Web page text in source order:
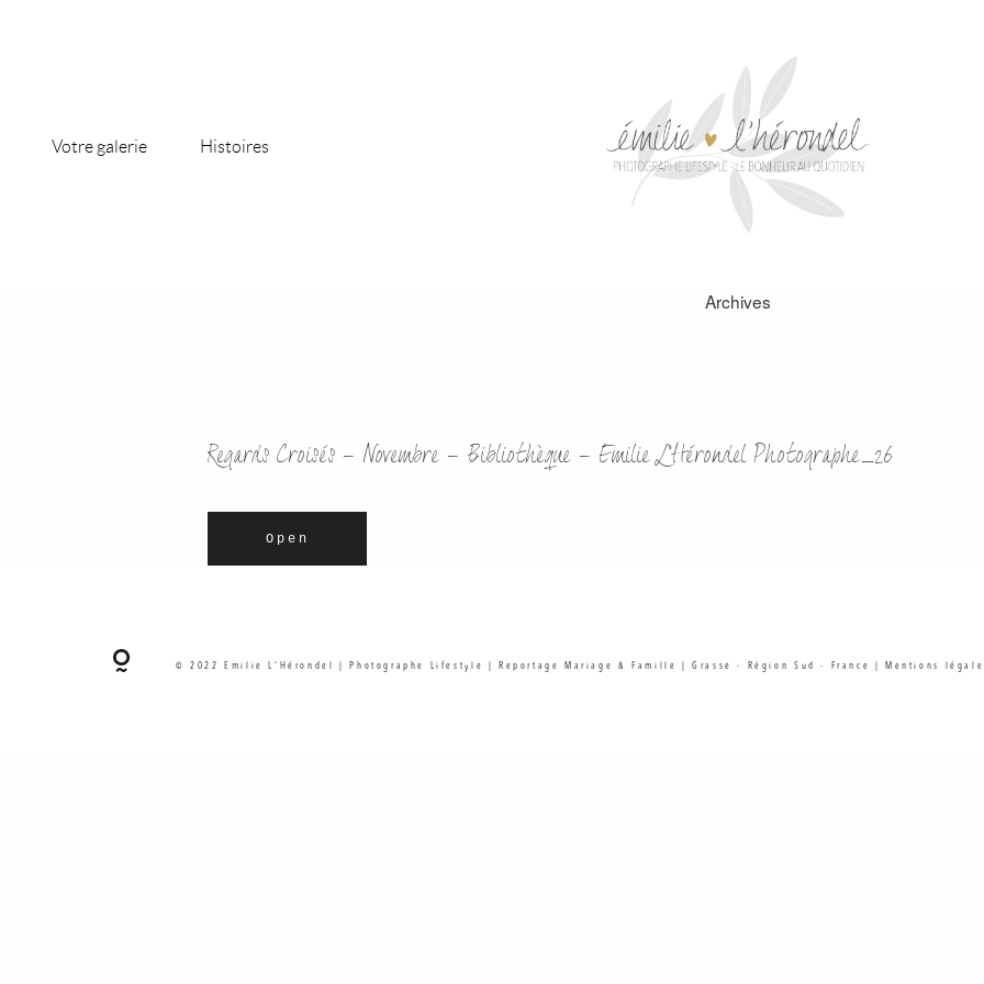
Votre galerie Histoires
Archives
Regards Croisés – Novembre – Bibliothèque – Emilie L’Hérondel Photographe_26
Open
© 2022 Emilie L'Hérondel | Photographe Lifestyle | Reportage Mariage & Famille | Grasse - Région Sud - France | Mentions